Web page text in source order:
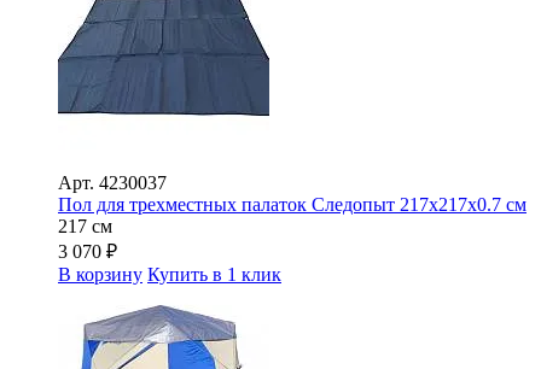
Арт. 4230037
Пол для трехместных палаток Следопыт 217х217х0.7 см
217 см
3 070 ₽
В корзину Купить в 1 клик